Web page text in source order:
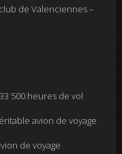
de Valenciennes –
500 heures de vol
avion de voyage
de voyage